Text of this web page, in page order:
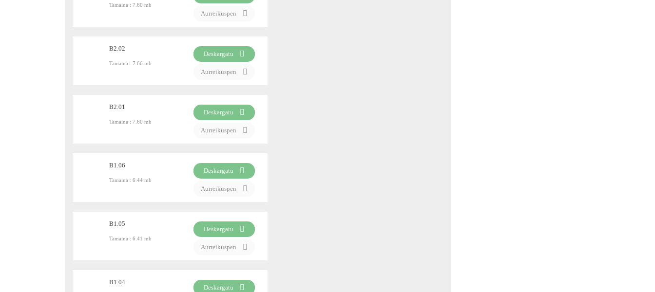
Tamaina : 7.60 mb
Aurreikuspen
B2.02
Tamaina : 7.66 mb
Deskargatu
Aurreikuspen
B2.01
Tamaina : 7.60 mb
Deskargatu
Aurreikuspen
B1.06
Tamaina : 6.44 mb
Deskargatu
Aurreikuspen
B1.05
Tamaina : 6.41 mb
Deskargatu
Aurreikuspen
B1.04
Deskargatu